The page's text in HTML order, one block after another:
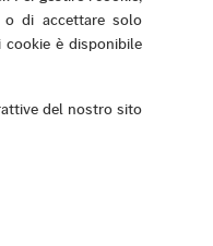
di accettare solo
è disponibile
del nostro sito